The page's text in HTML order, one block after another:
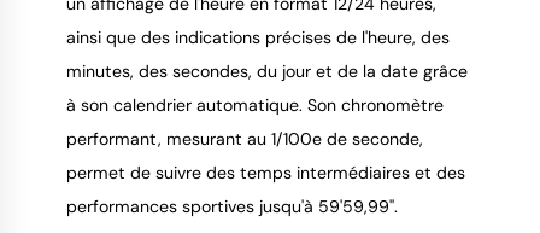
ainsi que des indications précises de l'heure, des
minutes, des secondes, du jour et de la date grâce
à son calendrier automatique. Son chronomètre
performant, mesurant au 1/100e de seconde,
permet de suivre des temps intermédiaires et des
performances sportives jusqu'à 59'59,99''.